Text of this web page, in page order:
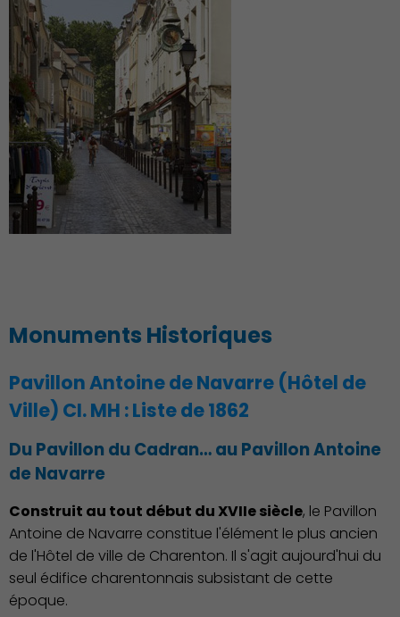
Monuments Historiques
Pavillon Antoine de Navarre (Hôtel de
Ville) CI. MH : Liste de 1862
Du Pavillon du Cadran… au Pavillon Antoine
de Navarre
Construit au tout début du XVIIe siècle, le Pavillon
Antoine de Navarre constitue l'élément le plus ancien
de l'Hôtel de ville de Charenton. Il s'agit aujourd'hui du
seul édifice charentonnais subsistant de cette
époque.